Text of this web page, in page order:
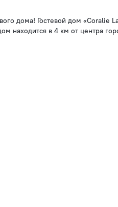
дома! Гостевой дом «Coralie
находится в 4 км от центра